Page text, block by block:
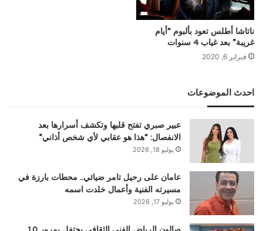
ناتاشا أطلس تعود بألبوم “أيام
غريبة” بعد غياب 4 سنوات
فبراير 6, 2020
احدث الموضوعات
عبير صبري تفتح قلبها وتكشف أسرارها بعد
الانفصال: “هذا هو عقابي لأي شخص أذاني”
يوليو 18, 2026
عامان على رحيل تامر ضيائي.. محطات بارزة في
مسيرته الفنية وأعمال خلدت اسمه
يوليو 17, 2026